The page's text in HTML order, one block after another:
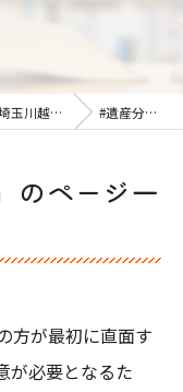
埼玉・川越・鶴ヶ島・坂戸周辺の相続なら埼玉川越相続遺言相談センター #遺産分割協議
のページ一
方が最初に直面す
が必要となるた